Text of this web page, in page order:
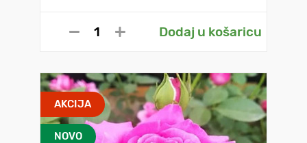
Dodaj u košaricu
AKCIJA
NOVO